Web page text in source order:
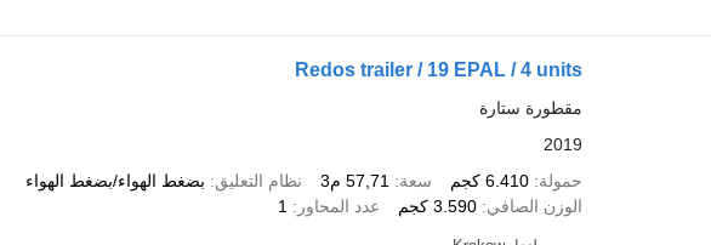
Redos trailer / 19 EPAL / 4 units
مقطورة ستارة
2019
حمولة 6.410 كجم سعة 57,71 م3 نظام التعليق
بضغط الهواء/بضغط الهواء
الوزن الصافي 3.590 كجم عدد المحاور 1